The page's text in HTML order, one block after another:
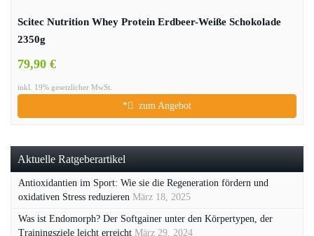
Scitec Nutrition Whey Protein Erdbeer-Weiße Schokolade
2350g
79,90 €
inkl. 19% gesetzlicher MwSt.
* zum Angebot
Aktuelle Ratgeberartikel
Antioxidantien im Sport: Wie sie die Regeneration fördern und
oxidativen Stress reduzieren März 18, 2025
Was ist Endomorph? Der Softgainer unter den Körpertypen, der
Trainingsziele leicht erreicht März 29, 2024